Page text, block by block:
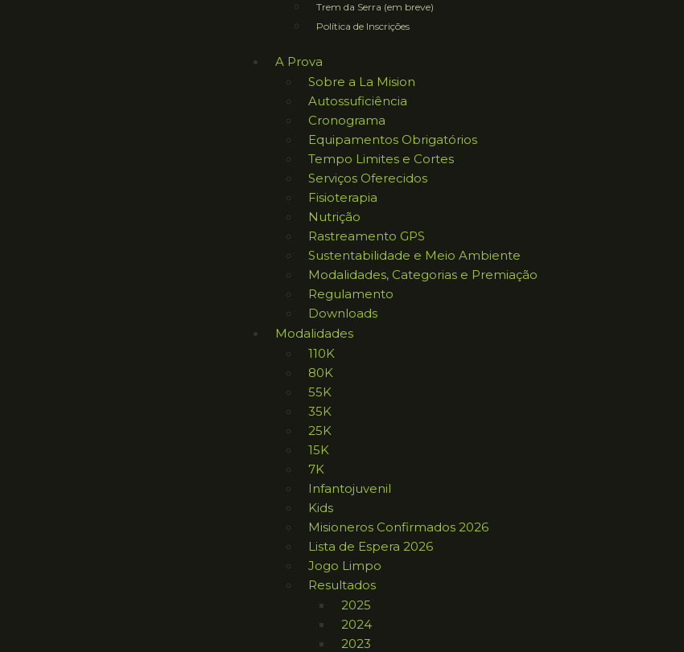
Trem da Serra (em breve)
Política de Inscrições
A Prova
Sobre a La Mision
Autossuficiência
Cronograma
Equipamentos Obrigatórios
Tempo Limites e Cortes
Serviços Oferecidos
Fisioterapia
Nutrição
Rastreamento GPS
Sustentabilidade e Meio Ambiente
Modalidades, Categorias e Premiação
Regulamento
Downloads
Modalidades
110K
80K
55K
35K
25K
15K
7K
Infantojuvenil
Kids
Misioneros Confirmados 2026
Lista de Espera 2026
Jogo Limpo
Resultados
2025
2024
2023